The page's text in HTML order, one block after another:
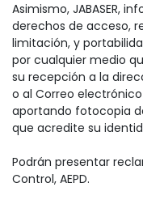
Asimismo, JABASER,
derechos de acceso,
limitación, y
por cualquier medio
su recepción a la
o al Correo
aportando fotocopia
que acredite su
Podrán presentar
Control, AEPD.